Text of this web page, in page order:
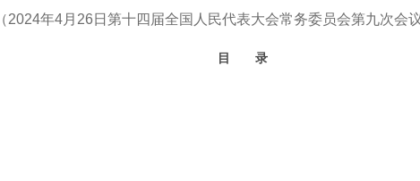
（2024年4月26日第十四届全国人民代表大会常务委员会第九次会
目 录